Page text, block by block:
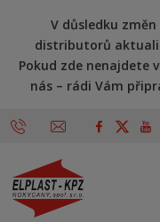
V důsledku
distributorů
Pokud zde nenajdete
nás – rádi Vám